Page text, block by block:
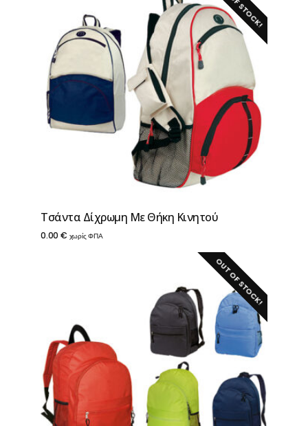
Τσάντα Δίχρωμη Με Θήκη Κινητού
0.00 € χωρίς ΦΠΑ
OUT OF STOCK!